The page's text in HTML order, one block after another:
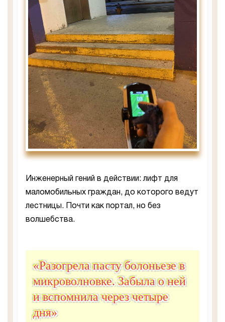
Инженерный гений в действии: лифт для
маломобильных граждан, до которого ведут
лестницы. Почти как портал, но без
волшебства.
«Разогрела пасту болоньезе в
микроволновке. Забыла о ней
и вспомнила через четыре
дня»